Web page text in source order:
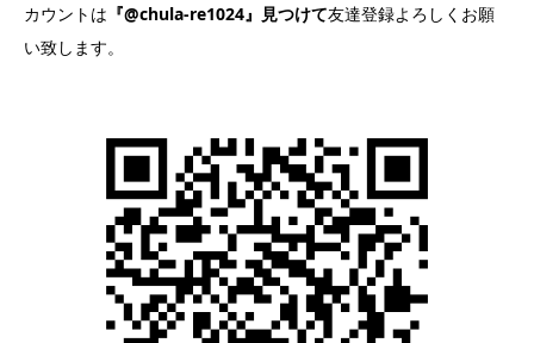
カウントは 『@chula-re1024』見つけて友達登録よろしくお願
い致します。